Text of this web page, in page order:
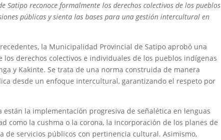
reconoce formalmente los derechos colectivos de los pueblos
públicas y sienta las bases para una gestión intercultural en
la Municipalidad Provincial de Satipo aprobó una
derechos colectivos e individuales de los pueblos indígenas
y Kakinte. Se trata de una norma construida de manera
desde un enfoque intercultural, garantizando el respeto por
la implementación progresiva de señalética en lenguas
como la cushma o la corona, la incorporación de los planes de
de servicios públicos con pertinencia cultural. Asimismo,